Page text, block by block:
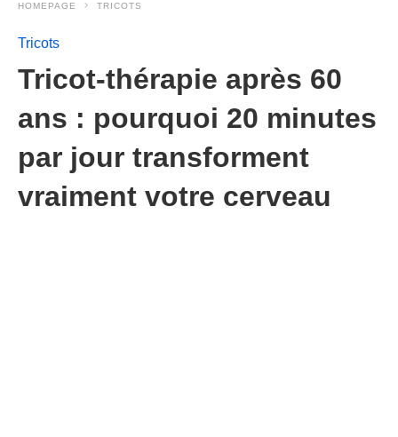
HOMEPAGE TRICOTS
Tricots
Tricot-thérapie après 60
ans : pourquoi 20 minutes
par jour transforment
vraiment votre cerveau